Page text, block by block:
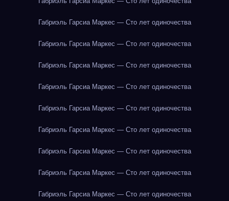
Габриэль Гарсиа Маркес — Сто лет одиночества
Габриэль Гарсиа Маркес — Сто лет одиночества
Габриэль Гарсиа Маркес — Сто лет одиночества
Габриэль Гарсиа Маркес — Сто лет одиночества
Габриэль Гарсиа Маркес — Сто лет одиночества
Габриэль Гарсиа Маркес — Сто лет одиночества
Габриэль Гарсиа Маркес — Сто лет одиночества
Габриэль Гарсиа Маркес — Сто лет одиночества
Габриэль Гарсиа Маркес — Сто лет одиночества